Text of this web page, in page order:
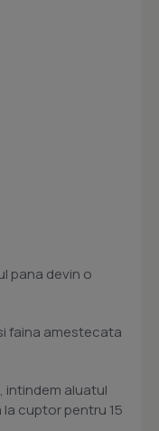
pana devin o
faina amestecata
intindem aluatul
cuptor pentru 15